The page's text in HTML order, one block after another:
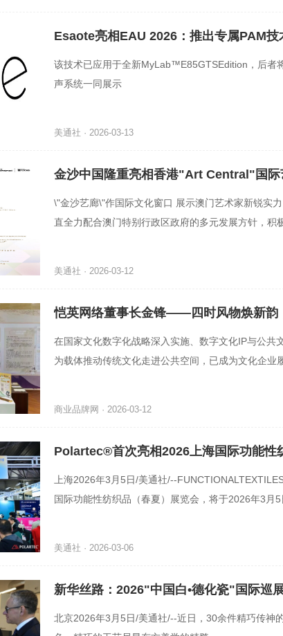
Esaote亮相EAU 2026：推出专属PAM
该技术已应用于全新MyLab™E85GTSEdition，后者
声系统一同展示
美通社 · 2026-03-13
金沙中国隆重亮相香港"Art Central"国际
\"金沙艺廊\"作国际文化窗口 展示澳门艺术家新锐实
直全力配合澳门特别行政区政府的多元发展方针，积
美通社 · 2026-03-12
恺英网络董事长金锋——四时风物焕新韵
在国家文化数字化战略深入实施、数字文化IP与公共
为载体推动传统文化走进公共空间，已成为文化企业
商业品牌网 · 2026-03-12
Polartec®首次亮相2026上海国际功能性
上海2026年3月5日/美通社/--
国际功能性纺织品（春夏）展览会，将于2026年3月
美通社 · 2026-03-06
新华丝路：2026"中国白•德化瓷"国际巡
北京2026年3月5日/美通社/--近日，30余件精巧传神